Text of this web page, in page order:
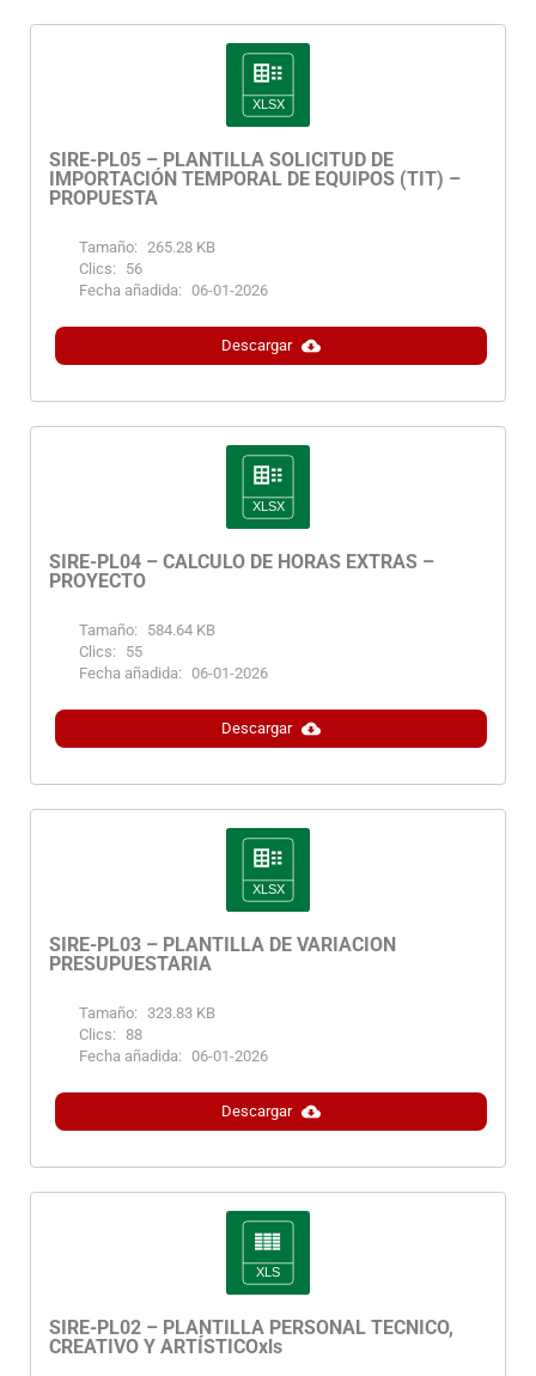
SIRE-PL05 – PLANTILLA SOLICITUD DE
IMPORTACIÓN TEMPORAL DE EQUIPOS (TIT) –
PROPUESTA
Tamaño: 265.28 KB
Clics:
56
Fecha añadida: 06-01-2026
Descargar
SIRE-PL04 – CÁLCULO DE HORAS EXTRAS –
PROYECTO
Tamaño:
584.64 KB
Clics:
55
Fecha añadida: 06-01-2026
Descargar
SIRE-PL03 – PLANTILLA DE VARIACIÓN
PRESUPUESTARIA
Tamaño: 323.83 KB
Clics: 88
Fecha añadida: 06-01-2026
Descargar
SIRE-PL02 – PLANTILLA PERSONAL TÉCNICO,
CREATIVO Y ARTÍSTICOxls